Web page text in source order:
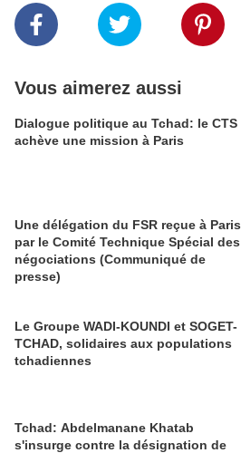
Vous aimerez aussi
Dialogue politique au Tchad: le CTS
achève une mission à Paris
Une délégation du FSR reçue à Paris
par le Comité Technique Spécial des
négociations (Communiqué de
presse)
Le Groupe WADI-KOUNDI et SOGET-
TCHAD, solidaires aux populations
tchadiennes
Tchad: Abdelmanane Khatab
s'insurge contre la désignation de